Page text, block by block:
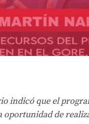
indicó que el
oportunidad de